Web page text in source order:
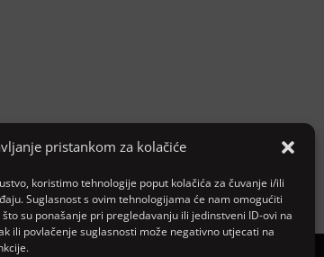
pristankom za kolačiće
koristimo tehnologije poput kolačića za čuvanje i/ili
Suglasnost s ovim tehnologijama će nam omogućiti
su ponašanje pri pregledavanju ili jedinstveni ID-ovi na
ili povlačenje suglasnosti može negativno utjecati na